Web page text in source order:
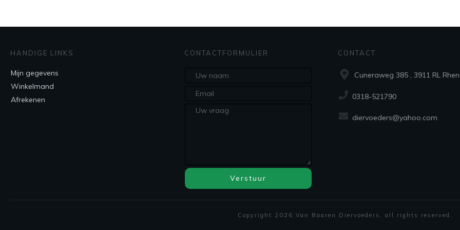
HANDIGE LINKS
Mijn gegevens
Winkelmand
Afrekenen
CONTACTFORMULIER
Verstuur
CONTACT
Cuneraweg 385 , 3911 RL
0318-521790
diervoeders@yahoo.com
Copyright 2026 Van Baaren Diervoeders , all rights reserved.